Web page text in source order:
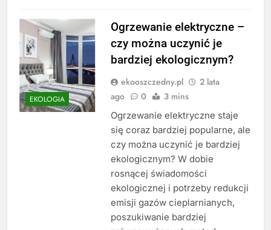
EKOLOGIA
Ogrzewanie elektryczne –
czy można uczynić je
bardziej ekologicznym?
ekooszczedny.pl
2 lata
ago
0 3 mins
Ogrzewanie elektryczne staje
się coraz bardziej popularne, ale
czy można uczynić je bardziej
ekologicznym? W dobie
rosnącej świadomości
ekologicznej i potrzeby redukcji
emisji gazów cieplarnianych,
poszukiwanie bardziej